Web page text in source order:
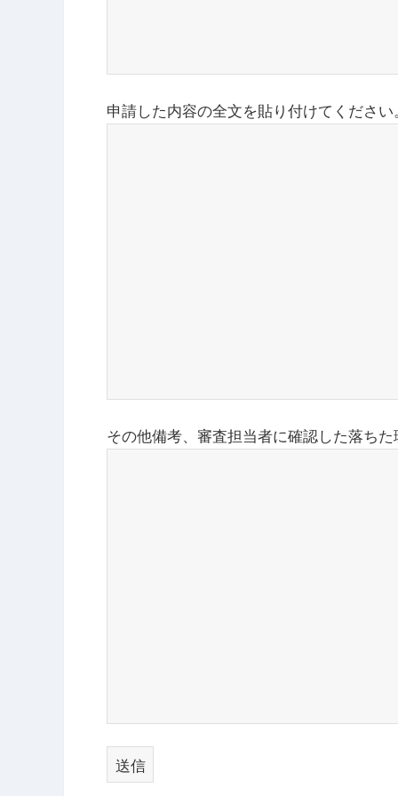
申請した内容の全文を貼り付けてください
その他備考、審査担当者に確認した落ち